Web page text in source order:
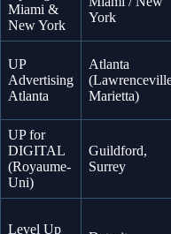
Miami &
New York
York
UP
Advertising
Atlanta
Atlanta
Marietta)
UP for
DIGITAL
(Royaume-
Uni)
Guildford,
Surrey
Level Up